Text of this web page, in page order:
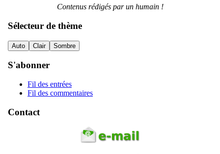
Contenus rédigés par un humain !
Sélecteur de thème
Auto Clair Sombre
S'abonner
Fil des entrées
Fil des commentaires
Contact